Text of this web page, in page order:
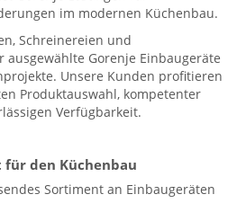
im modernen Küchenbau.
Schreinereien und
Gorenje Einbaugeräte
Unsere Kunden profitieren
Produktauswahl, kompetenter
Verfügbarkeit.
für den Küchenbau
Sortiment an Einbaugeräten